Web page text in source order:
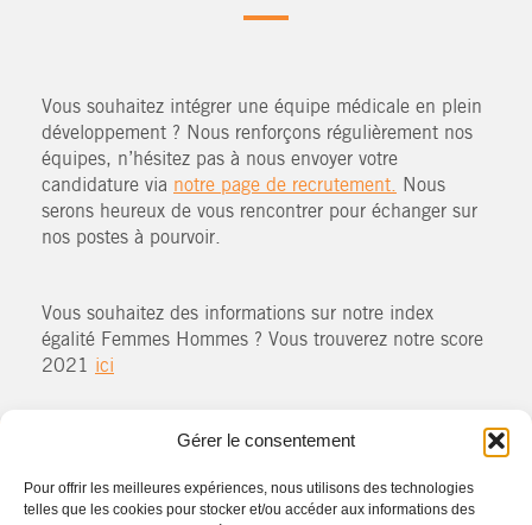
Gérer le consentement
Pour offrir les meilleures expériences, nous utilisons des technologies
telles que les cookies pour stocker et/ou accéder aux informations des
Vous souhaitez intégrer une équipe médicale en plein
développement ? Nous renforçons régulièrement nos
équipes, n’hésitez pas à nous envoyer votre
candidature via notre page de recrutement. Nous
serons heureux de vous rencontrer pour échanger sur
nos postes à pourvoir.
Vous souhaitez des informations sur notre index
égalité Femmes Hommes ? Vous trouverez notre score
2021 ici
Consulter nos sites spécialisés